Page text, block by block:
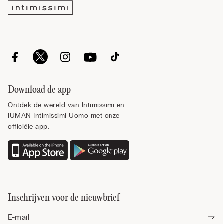
Download de app
Ontdek de wereld van Intimissimi en
IUMAN Intimissimi Uomo met onze
officiële app.
Inschrijven voor de nieuwbrief